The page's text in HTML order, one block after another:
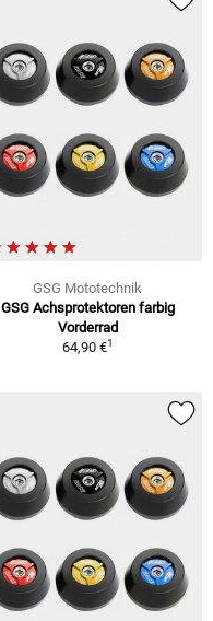
GSG Mototechnik
GSG Achsprotektoren farbig
Vorderrad
64,90 €1